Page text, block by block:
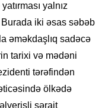
yalnız
iki əsas səbəb
əməkdaşlıq sadəcə
tarixi və mədəni
tərəfindən
ölkədə
şərait